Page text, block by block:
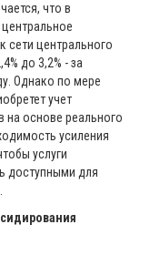
что в
сети центрального
до 3,2% - за
Однако по мере
учет
на основе реального
усиления
услуги
доступными для